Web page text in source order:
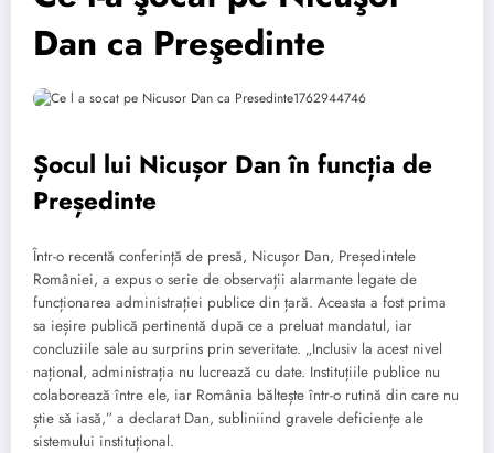
Dan ca Preşedinte
Șocul lui Nicușor Dan în funcția de
Președinte
Într-o recentă conferință de presă, Nicușor Dan, Președintele
României, a expus o serie de observații alarmante legate de
funcționarea administrației publice din țară. Aceasta a fost prima
sa ieșire publică pertinentă după ce a preluat mandatul, iar
concluziile sale au surprins prin severitate. „Inclusiv la acest nivel
național, administrația nu lucrează cu date. Instituțiile publice nu
colaborează între ele, iar România băltește într-o rutină din care nu
știe să iasă,” a declarat Dan, subliniind gravele deficiențe ale
sistemului instituțional.